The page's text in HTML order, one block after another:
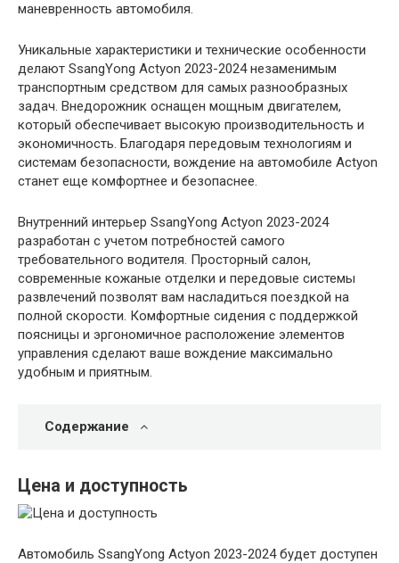
маневренность автомобиля.
Уникальные характеристики и технические особенности
делают SsangYong Actyon 2023-2024 незаменимым
транспортным средством для самых разнообразных
задач. Внедорожник оснащен мощным двигателем,
который обеспечивает высокую производительность и
экономичность. Благодаря передовым технологиям и
системам безопасности, вождение на автомобиле Actyon
станет еще комфортнее и безопаснее.
Внутренний интерьер SsangYong Actyon 2023-2024
разработан с учетом потребностей самого
требовательного водителя. Просторный салон,
современные кожаные отделки и передовые системы
развлечений позволят вам насладиться поездкой на
полной скорости. Комфортные сидения с поддержкой
поясницы и эргономичное расположение элементов
управления сделают ваше вождение максимально
удобным и приятным.
Содержание
Цена и доступность
Автомобиль SsangYong Actyon 2023-2024 будет доступен